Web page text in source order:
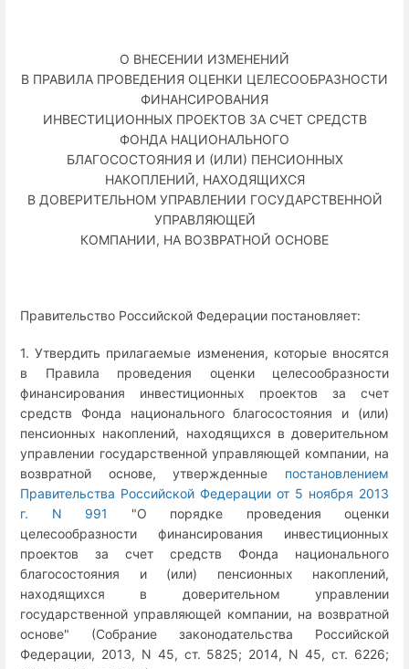
О ВНЕСЕНИИ ИЗМЕНЕНИЙ
В ПРАВИЛА ПРОВЕДЕНИЯ ОЦЕНКИ ЦЕЛЕСООБРАЗНОСТИ
ФИНАНСИРОВАНИЯ
ИНВЕСТИЦИОННЫХ ПРОЕКТОВ ЗА СЧЕТ СРЕДСТВ
ФОНДА НАЦИОНАЛЬНОГО
БЛАГОСОСТОЯНИЯ И (ИЛИ) ПЕНСИОННЫХ
НАКОПЛЕНИЙ, НАХОДЯЩИХСЯ
В ДОВЕРИТЕЛЬНОМ УПРАВЛЕНИИ ГОСУДАРСТВЕННОЙ
УПРАВЛЯЮЩЕЙ
КОМПАНИИ, НА ВОЗВРАТНОЙ ОСНОВЕ
Правительство Российской Федерации постановляет:
1. Утвердить прилагаемые изменения, которые вносятся
в Правила проведения оценки целесообразности
финансирования инвестиционных проектов за счет
средств Фонда национального благосостояния и (или)
пенсионных накоплений, находящихся в доверительном
управлении государственной управляющей компании, на
возвратной основе, утвержденные постановлением
Правительства Российской Федерации от 5 ноября 2013
г. N 991
"О порядке проведения оценки
целесообразности финансирования инвестиционных
проектов за счет средств Фонда национального
благосостояния и (или) пенсионных накоплений,
находящихся в доверительном управлении
государственной управляющей компании, на возвратной
основе" (Собрание законодательства Российской
Федерации, 2013, N 45, ст. 5825; 2014, N 45, ст. 6226;